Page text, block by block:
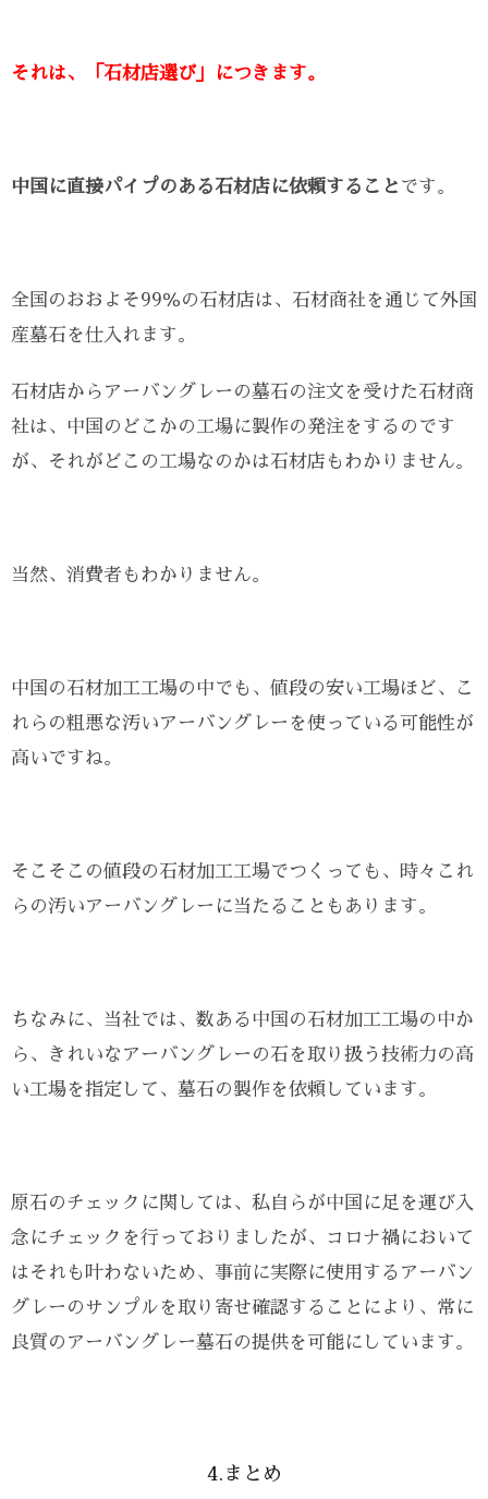
それは、 「石材店選び」につきます。
中国に直接パイプのある石材店に依頼すること です。
全国のおおよそ99％の石材店は、石材商社を通じて外国
産墓石を仕入れます。
石材店からアーバングレーの墓石の注文を受けた石材商
社は、中国のどこかの工場に製作の発注をするのです
が、それがどこの工場なのかは石材店もわかりません。
当然、消費者もわかりません。
中国の石材加工工場の中でも、値段の安い工場ほど、こ
れらの粗悪な汚いアーバングレーを使っている可能性が
高いですね。
そこそこの値段の石材加工工場でつくっても、時々これ
らの汚いアーバングレーに当たることもあります。
ちなみに、当社では、数ある中国の石材加工工場の中か
ら、きれいなアーバングレーの石を取り扱う技術力の高
い工場を指定して、墓石の製作を依頼しています。
原石のチェックに関しては、私自らが中国に足を運び入
念にチェックを行っておりましたが、コロナ禍において
はそれも叶わないため、事前に実際に使用するアーバン
グレーのサンプルを取り寄せ確認することにより、常に
良質のアーバングレー墓石の提供を可能にしています。
4.まとめ